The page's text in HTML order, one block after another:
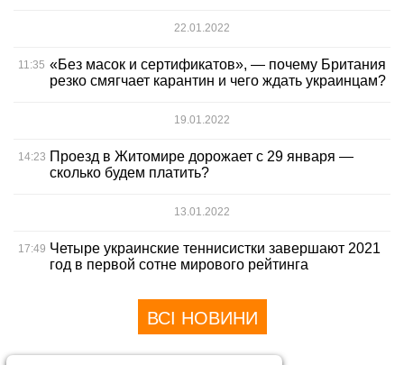
22.01.2022
11:35 «Без масок и сертификатов», — почему Британия
резко смягчает карантин и чего ждать украинцам?
19.01.2022
14:23 Проезд в Житомире дорожает с 29 января —
сколько будем платить?
13.01.2022
17:49 Четыре украинские теннисистки завершают 2021
год в первой сотне мирового рейтинга
ВСІ НОВИНИ